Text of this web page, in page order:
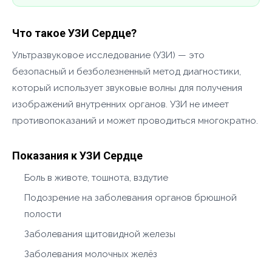
Что такое УЗИ Сердце?
Ультразвуковое исследование (УЗИ) — это
безопасный и безболезненный метод диагностики,
который использует звуковые волны для получения
изображений внутренних органов. УЗИ не имеет
противопоказаний и может проводиться многократно.
Показания к УЗИ Сердце
Боль в животе, тошнота, вздутие
Подозрение на заболевания органов брюшной
полости
Заболевания щитовидной железы
Заболевания молочных желёз